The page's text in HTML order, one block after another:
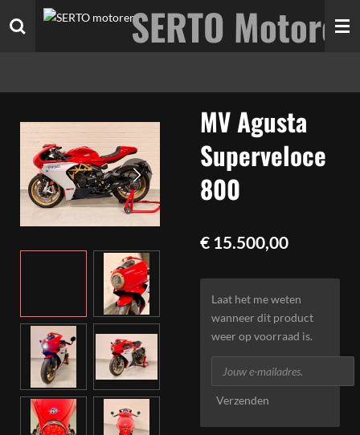
Ga
direct
hoofdinhoud
SERTO Motoren
MV Agusta
Superveloce
800
€ 15.500,00
Laat het me weten
wanneer dit product
weer op voorraad is.
Verzenden